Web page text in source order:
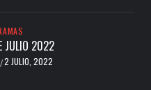
JULIO 2022
/2 JULIO, 2022